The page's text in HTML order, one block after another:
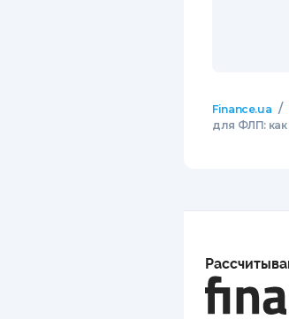
Finance.ua /
для ФЛП: как